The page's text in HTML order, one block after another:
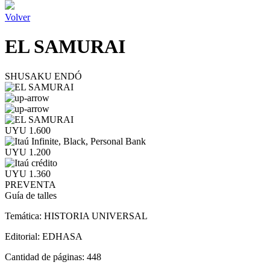
Volver
EL SAMURAI
SHUSAKU ENDÓ
UYU 1.600
UYU 1.200
UYU 1.360
PREVENTA
Guía de talles
Temática: HISTORIA UNIVERSAL
Editorial: EDHASA
Cantidad de páginas: 448